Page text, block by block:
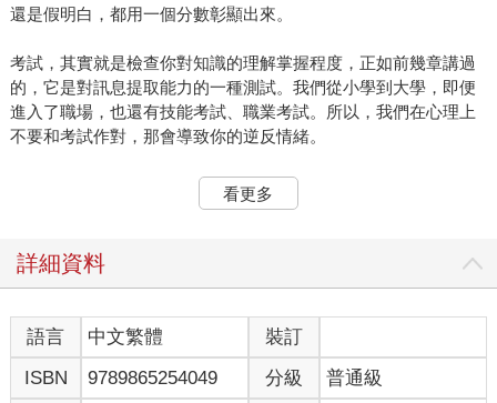
還是假明白，都用一個分數彰顯出來。
考試，其實就是檢查你對知識的理解掌握程度，正如前幾章講過
的，它是對訊息提取能力的一種測試。我們從小學到大學，即便
進入了職場，也還有技能考試、職業考試。所以，我們在心理上
不要和考試作對，那會導致你的逆反情緒。
我們要做的，是如何用「符合考試」的方式，來應對考試，考出
我在哈佛讀書時，學校裡有個和考試相關的百年傳統。每到學期
這一週多的時間不需上課，學生自己複習功課，準備考試。學校
這麼安排，是為了讓學生有足夠的時間把這學期的功課吃透，考
看更多
詳細資料
語言 中文繁體
裝訂
ISBN
9789865254049 分級 普通級